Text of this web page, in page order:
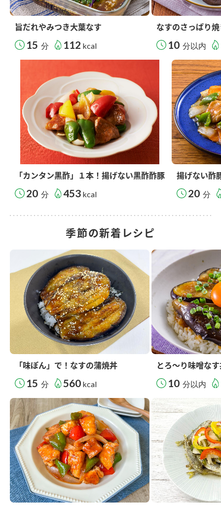
旨だれやみつき大葉なす
15 分 112 kcal
なすのさっぱり
10 分以内
「カンタン黒酢」１本！揚げない黒酢酢豚
20 分 453 kcal
揚げない酢
20 分
季節の新着レシピ
「味ぽん」で！なすの蒲焼丼
15 分 560 kcal
とろ～り味噌な
10 分以内